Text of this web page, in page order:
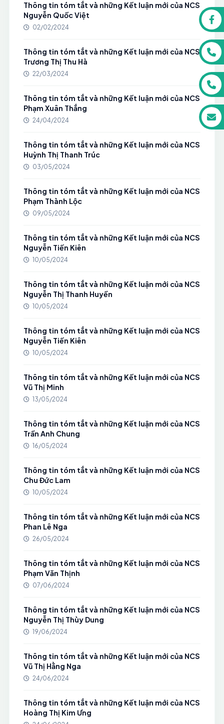
Thông tin tóm tắt và những Kết luận mới của NCS
Nguyễn Quốc Việt
02/02/2024
Thông tin tóm tắt và những Kết luận mới của NCS
Trương Thị Thu Hà
22/03/2024
Thông tin tóm tắt và những Kết luận mới của NCS
Phạm Xuân Thắng
24/04/2024
Thông tin tóm tắt và những Kết luận mới của NCS
Huỳnh Thị Thanh Trúc
03/05/2024
Thông tin tóm tắt và những Kết luận mới của NCS
Phạm Thành Lộc
09/05/2024
Thông tin tóm tắt và những Kết luận mới của NCS
Nguyễn Tiến Kiên
10/05/2024
Thông tin tóm tắt và những Kết luận mới của NCS
Nguyễn Thị Thanh Huyền
10/05/2024
Thông tin tóm tắt và những Kết luận mới của NCS
Nguyễn Tiến Kiên
10/05/2024
Thông tin tóm tắt và những Kết luận mới của NCS
Vũ Thị Minh
13/05/2024
Thông tin tóm tắt và những Kết luận mới của NCS
Trần Anh Chung
16/05/2024
Thông tin tóm tắt và những Kết luận mới của NCS
Chu Đức Lam
10/05/2024
Thông tin tóm tắt và những Kết luận mới của NCS
Phan Lê Nga
26/05/2024
Thông tin tóm tắt và những Kết luận mới của NCS
Phạm Văn Thịnh
07/06/2024
Thông tin tóm tắt và những Kết luận mới của NCS
Nguyễn Thị Thùy Dung
19/06/2024
Thông tin tóm tắt và những Kết luận mới của NCS
Vũ Thị Hằng Nga
24/06/2024
Thông tin tóm tắt và những Kết luận mới của NCS
Hoàng Thị Kim Ưng